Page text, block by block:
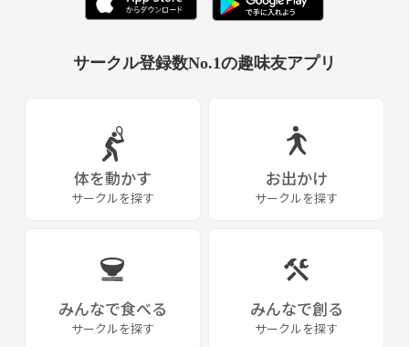
サークル登録数No.1の趣味友アプリ
体を動かす
サークルを探す
お出かけ
サークルを探す
みんなで食べる
サークルを探す
みんなで創る
サークルを探す